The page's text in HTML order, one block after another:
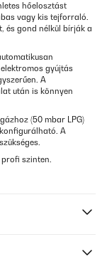
hőelosztást
vagy kis tejforraló.
és gond nélkül bírják a
gyújtás
A
után is könnyen
(50 mbar LPG)
A
szinten.